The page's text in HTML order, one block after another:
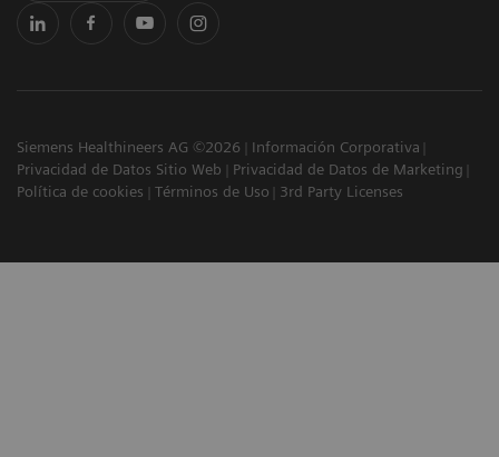
Siemens Healthineers AG ©2026
Información Corporativa
Privacidad de Datos Sitio Web
Privacidad de Datos de Marketing
Política de cookies
Términos de Uso 3rd Party Licenses